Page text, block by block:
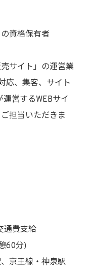
資格保有者
サイト」の運営業
応、集客、サイト
営するWEBサイ
担当いただきま
通費支給
60分)
京王線・神泉駅